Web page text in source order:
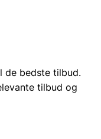
der
Gå på
de bedste tilbud.
tilbud og